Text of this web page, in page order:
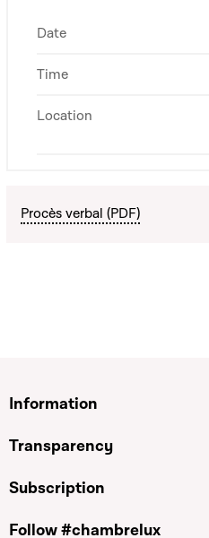
Date
Time
Location
Procès verbal (PDF)
Information
Transparency
Subscription
Follow #chambrelux